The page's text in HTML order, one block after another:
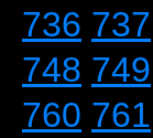
736 737
748 749
760 761